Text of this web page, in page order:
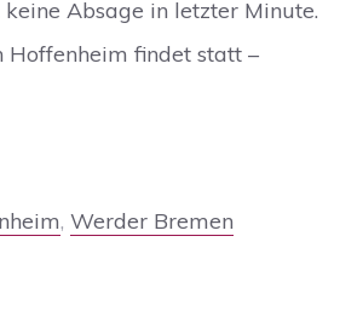
Absage in letzter Minute.
Hoffenheim findet statt –
, Werder Bremen